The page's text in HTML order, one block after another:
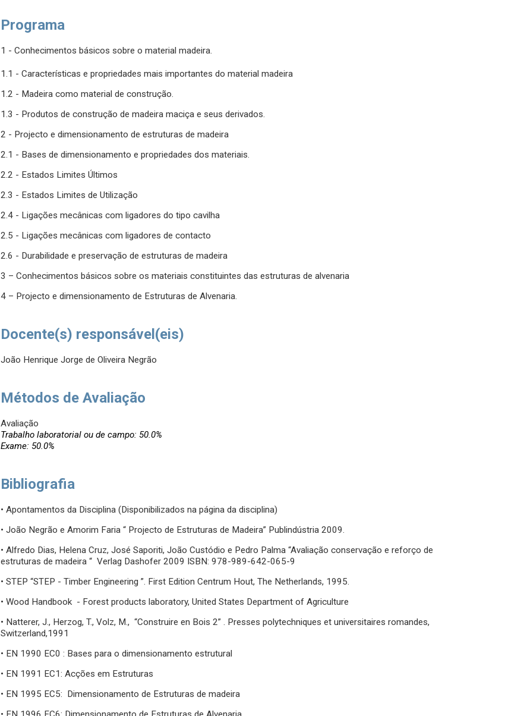
Programa
1 - Conhecimentos básicos sobre o material madeira.
1.1 - Características e propriedades mais importantes do material madeira
1.2 - Madeira como material de construção.
1.3 - Produtos de construção de madeira maciça e seus derivados.
2 - Projecto e dimensionamento de estruturas de madeira
2.1 - Bases de dimensionamento e propriedades dos materiais.
2.2 - Estados Limites Últimos
2.3 - Estados Limites de Utilização
2.4 - Ligações mecânicas com ligadores do tipo cavilha
2.5 - Ligações mecânicas com ligadores de contacto
2.6 - Durabilidade e preservação de estruturas de madeira
3 – Conhecimentos básicos sobre os materiais constituintes das estruturas de alvenaria
4 – Projecto e dimensionamento de Estruturas de Alvenaria.
Docente(s) responsável(eis)
João Henrique Jorge de Oliveira Negrão
Métodos de Avaliação
Avaliação
Trabalho laboratorial ou de campo: 50.0%
Exame: 50.0%
Bibliografia
• Apontamentos da Disciplina (Disponibilizados na página da disciplina)
• João Negrão e Amorim Faria “ Projecto de Estruturas de Madeira” Publindústria 2009.
• Alfredo Dias, Helena Cruz, José Saporiti, João Custódio e Pedro Palma “Avaliação conservação e reforço de
estruturas de madeira “ Verlag Dashofer 2009 ISBN: 978-989-642-065-9
• STEP “STEP - Timber Engineering ”. First Edition Centrum Hout, The Netherlands, 1995.
• Wood Handbook - Forest products laboratory, United States Department of Agriculture
• Natterer, J., Herzog, T., Volz, M., “Construire en Bois 2” . Presses polytechniques et universitaires romandes,
Switzerland,1991
• EN 1990 EC0 : Bases para o dimensionamento estrutural
• EN 1991 EC1: Acções em Estruturas
• EN 1995 EC5: Dimensionamento de Estruturas de madeira